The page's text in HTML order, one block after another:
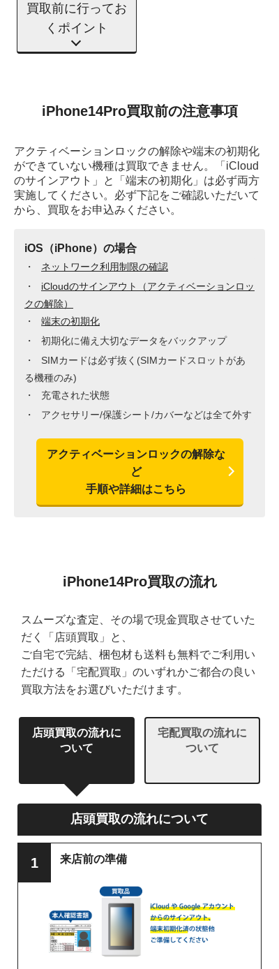
買取前に行ってお
くポイント
iPhone14Pro買取前の注意事項
アクティベーションロックの解除や端末の初期化
ができていない機種は買取できません。
「iCloud
のサインアウト」と「端末の初期化」は必ず両方
実施してください。 必ず下記をご確認いただいて
から、買取をお申込みください。
iOS（iPhone）の場合
ネットワーク利用制限の確認
iCloudのサインアウト（アクティベーションロッ
クの解除）
端末の初期化
初期化に備え大切なデータをバックアップ
SIMカードは必ず抜く(SIMカードスロットがあ
る機種のみ)
充電された状態
アクセサリー/保護シート/カバーなどは全て外す
アクティベーションロックの解除な
ど
手順や詳細はこちら
iPhone14Pro買取の流れ
スムーズな査定、その場で現金買取させていた
だく「店頭買取」と、
ご自宅で完結、梱包材も送料も無料でご利用い
ただける「宅配買取」のいずれかご都合の良い
買取方法をお選びいただけます。
店頭買取の流れに
ついて
宅配買取の流れに
ついて
店頭買取の流れについて
来店前の準備